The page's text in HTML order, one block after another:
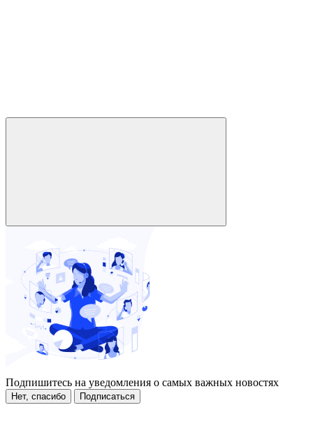
Подпишитесь на уведомления о самых важных новостях
Нет, спасибо Подписаться